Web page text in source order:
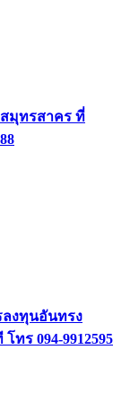
มุทรสาคร ที่
งทุนอันทรง
ร 094-9912595